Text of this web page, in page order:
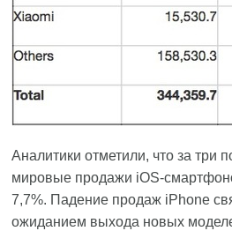
Аналитики отметили, что за три
мировые продажи iOS-
7,7%. Падение продаж iPhone
ожиданием выхода новых